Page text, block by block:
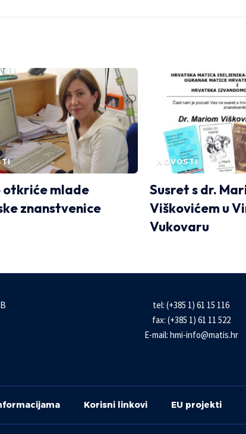
otkriće mlade
znanstvenice
NOVOSTI
Susret s dr.
Viškovićem u
Vukovaru
tel: (+385 1) 61 15 116
fax: (+385 1) 61 11 522
E-mail: hmi-info@matis.hr
Korisni linkovi EU projekti